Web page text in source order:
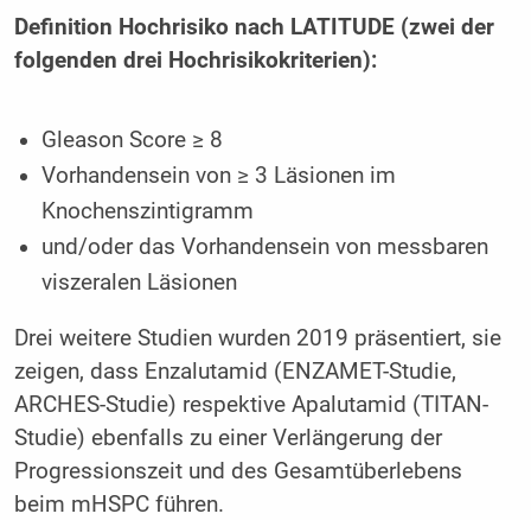
Definition Hochrisiko nach LATITUDE (zwei der
folgenden drei Hochrisikokriterien):
Gleason Score ≥ 8
Vorhandensein von ≥ 3 Läsionen im
Knochenszintigramm
und/oder das Vorhandensein von messbaren
viszeralen Läsionen
Drei weitere Studien wurden 2019 präsentiert, sie
zeigen, dass Enzalutamid (ENZAMET-Studie,
ARCHES-Studie) respektive Apalutamid (TITAN-
Studie) ebenfalls zu einer Verlängerung der
Progressionszeit und des Gesamtüberlebens
beim mHSPC führen.